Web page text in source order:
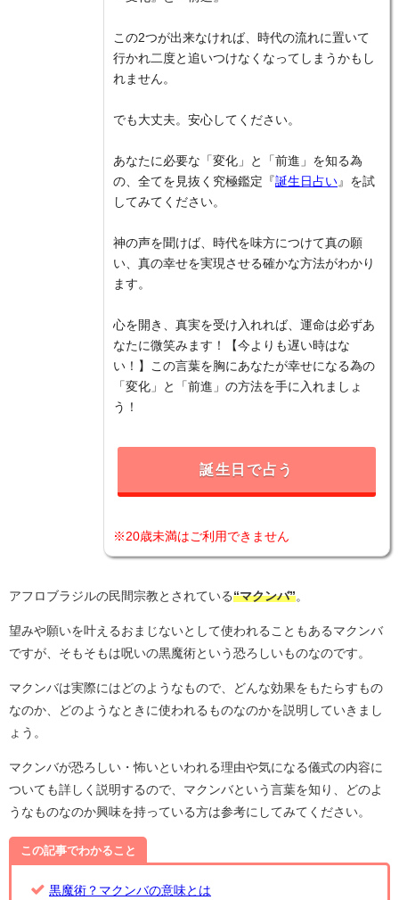
この2つが出来なければ、時代の流れに置いて
行かれ二度と追いつけなくなってしまうかもし
れません。
でも大丈夫。安心してください。
あなたに必要な「変化」と「前進」を知る為
の、全てを見抜く究極鑑定『誕生日占い 』を試
してみてください。
神の声を聞けば、時代を味方につけて真の願
い、真の幸せを実現させる確かな方法がわかり
ます。
心を開き、真実を受け入れれば、運命は必ずあ
なたに微笑みます！【今よりも遅い時はな
い！】この言葉を胸にあなたが幸せになる為の
「変化」と「前進」の方法を手に入れましょ
う！
誕生日で占う
※20歳未満はご利用できません
アフロブラジルの民間宗教とされている“マクンバ”
望みや願いを叶えるおまじないとして使われることもあるマクンバ
ですが、そもそもは呪いの黒魔術という恐ろしいものなのです。
マクンバは実際にはどのようなもので、どんな効果をもたらすもの
なのか、どのようなときに使われるものなのかを説明していきまし
ょう。
マクンバが恐ろしい・怖いといわれる理由や気になる儀式の内容に
ついても詳しく説明するので、マクンバという言葉を知り、どのよ
うなものなのか興味を持っている方は参考にしてみてください。
この記事でわかること
黒魔術？マクンバの意味とは